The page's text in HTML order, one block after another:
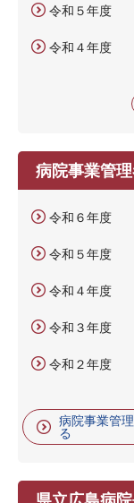
令和５年度
令和４年度
病院事業管
令和６年度
令和５年度
令和４年度
令和３年度
令和２年度
病院事業管
る